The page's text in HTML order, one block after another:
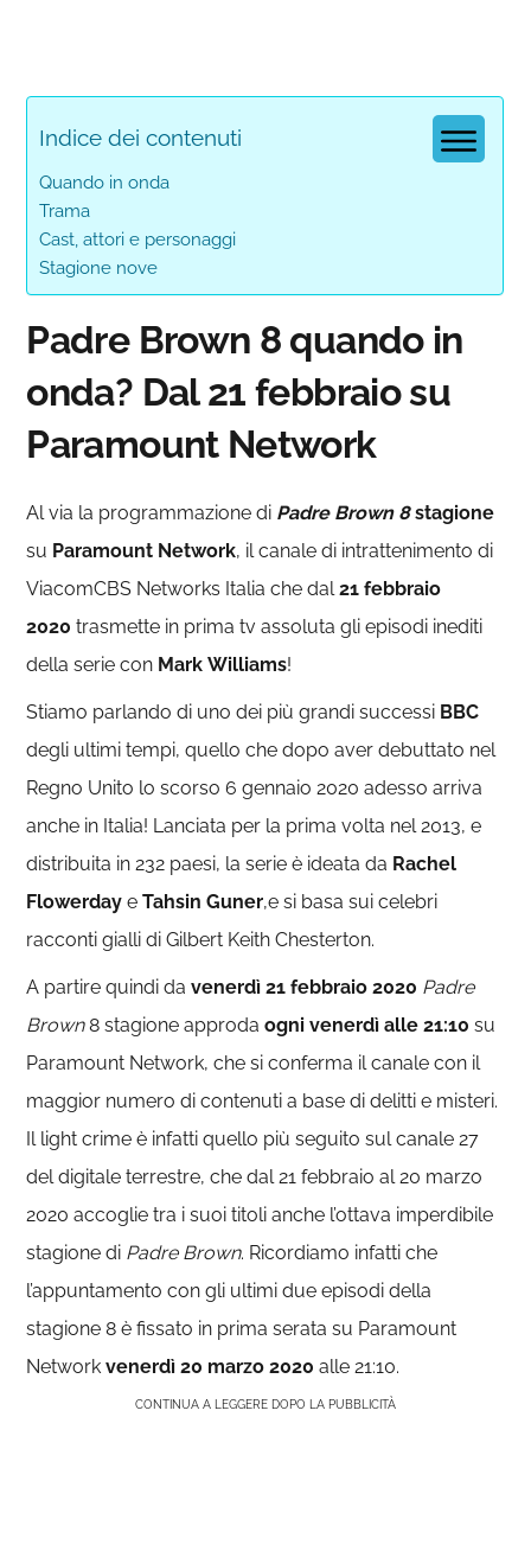
Indice dei contenuti
Quando in onda
Trama
Cast, attori e personaggi
Stagione nove
Padre Brown 8 quando in
onda? Dal 21 febbraio su
Paramount Network
Al via la programmazione di Padre Brown 8stagione
su Paramount Network, il canale di intrattenimento di
ViacomCBS Networks Italia che dal21 febbraio
2020trasmette in prima tv assoluta gli episodi inediti
della serie con Mark Williams!
Stiamo parlando di uno dei più grandi successi BBC
degli ultimi tempi, quello che dopo aver debuttato nel
Regno Unito lo scorso 6 gennaio 2020 adesso arriva
anche in Italia! Lanciata per la prima volta nel 2013, e
distribuita in 232 paesi, la serie è ideata da Rachel
Flowerday eTahsin Guner,e si basa sui celebri
racconti gialli di Gilbert Keith Chesterton.
A partire quindi davenerdì 21 febbraio 2020 Padre
Brown8 stagione approdaogni venerdì alle 21:10 su
Paramount Network, che si conferma il canale con il
maggior numero di contenuti a base di delitti e misteri.
Il light crime è infatti quello più seguito sul canale 27
del digitale terrestre, che dal 21 febbraio al 20 marzo
2020 accoglie tra i suoi titoli anche l’ottava imperdibile
stagione di Padre Brown. Ricordiamo infatti che
l’appuntamento con gli ultimi due episodi della
stagione 8 è fissato in prima serata su Paramount
Networkvenerdì 20 marzo 2020alle 21:10.
CONTINUA A LEGGERE DOPO LA PUBBLICITÀ